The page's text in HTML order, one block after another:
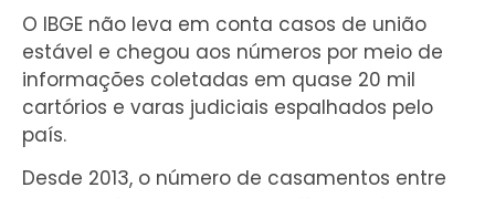
O IBGE não leva em conta casos de união
estável e chegou aos números por meio de
informações coletadas em quase 20 mil
cartórios e varas judiciais espalhados pelo
país.
Desde 2013, o número de casamentos entre